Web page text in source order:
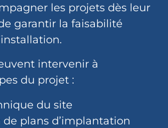
les projets dès leur
garantir la faisabilité
intervenir à
du projet :
du site
de plans d’implantation